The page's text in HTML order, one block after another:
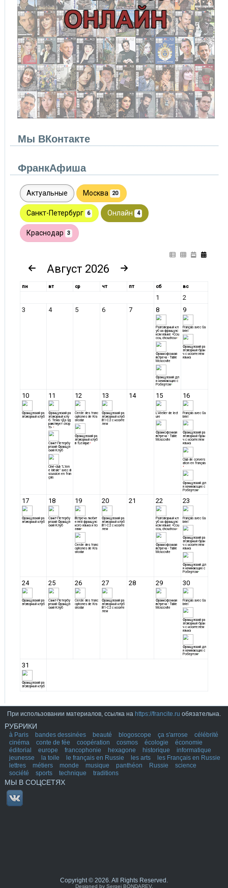
Мы ВКонтакте
ФранкАфиша
При использовании материалов, ссылка на https://francite.ru обязательна.
РУБРИКИ
à Paris bandes dessinées beauté blogoscope ça s'arrose
célébrité
cinéma
conte de fée coopération cosmos écologie
économie
éditorial
europe francophonie hexagone historique
informatique
jeunesse
la toile le français en Russie les arts
les Français en Russie
lettres
métiers monde musique panthéon Russie
science
société
sports technique traditions
МЫ В СОЦСЕТЯХ
Copyright © 2026. All Rights Reserved.
Designed by Sergei BONDAREV.